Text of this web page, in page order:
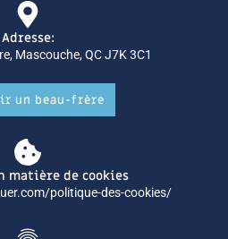
Adresse:
Mascouche, QC J7K 3C1
un beau-frère
matière de cookies
politique-des-cookies/